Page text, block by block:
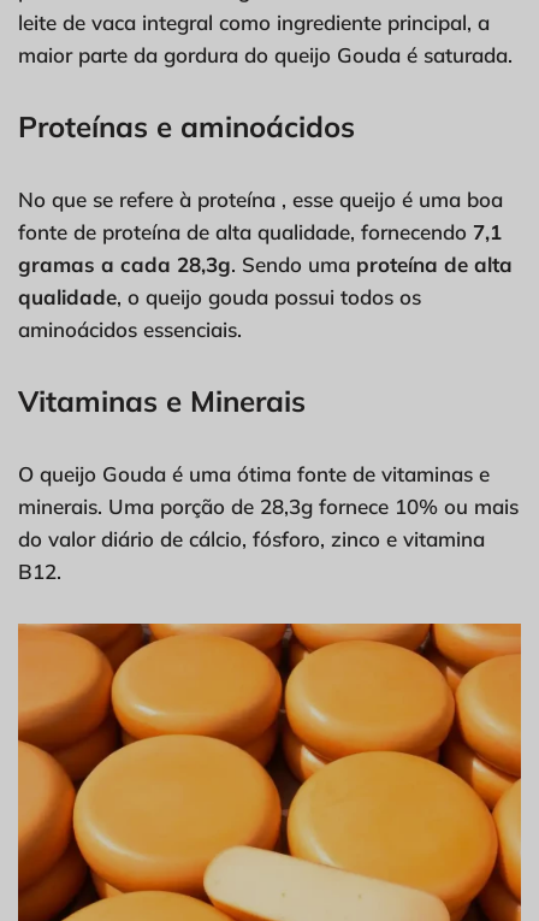
leite de vaca integral como ingrediente principal, a
maior parte da gordura do queijo Gouda é saturada.
Proteínas e aminoácidos
No que se refere à proteína , esse queijo é uma boa
fonte de proteína de alta qualidade, fornecendo 7,1
gramas a cada 28,3g. Sendo uma proteína de alta
qualidade, o queijo gouda possui todos os
aminoácidos essenciais.
Vitaminas e Minerais
O queijo Gouda é uma ótima fonte de vitaminas e
minerais. Uma porção de 28,3g fornece 10% ou mais
do valor diário de cálcio, fósforo, zinco e vitamina
B12.